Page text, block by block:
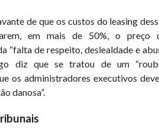
de que os custos do leasing
em mais de 50%, o preço
“falta de respeito, deslealdade e
diz que se tratou de um
os administradores executivos
danosa”.